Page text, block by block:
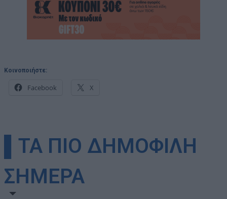
Κοινοποιήστε:
Facebook X
▌ΤΑ ΠΙΟ ΔΗΜΟΦΙΛΗ
ΣΗΜΕΡΑ